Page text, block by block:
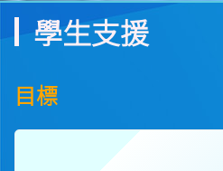
學生支援
目標